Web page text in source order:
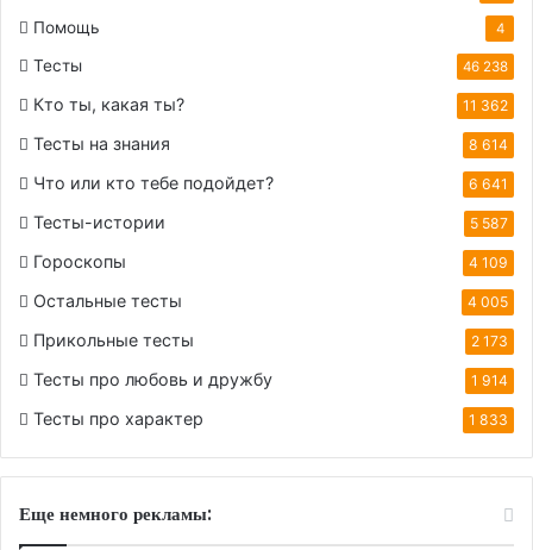
Помощь 4
Тесты 46 238
Кто ты, какая ты? 11 362
Тесты на знания 8 614
Что или кто тебе подойдет? 6 641
Тесты-истории 5 587
Гороскопы 4 109
Остальные тесты 4 005
Прикольные тесты 2 173
Тесты про любовь и дружбу 1 914
Тесты про характер 1 833
Еще немного рекламы: